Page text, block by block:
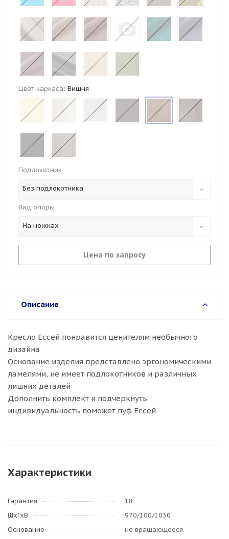
Цвет каркаса: Вишня
Подлокотник
Без подлокотника
Вид опоры
На ножках
Цена по запросу
Описание
Кресло Ессей понравится ценителям необычного
дизайна
Основание изделия представлено эргономическими
ламелями, не имеет подлокотников и различных
лишних деталей
Дополнить комплект и подчеркнуть
индивидуальность поможет пуф Ессей
Характеристики
Гарантия
18
ШхГхВ
970/100/1030
Основание
не вращающееся